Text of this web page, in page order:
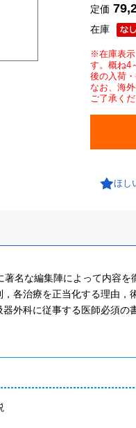
在庫
定価
※在庫表示
す。概ね4
後の入荷・
なお、海
ご了承くだ
ほし
名な編集陣によって内容
各治療を正当化する理由，
外科に従事する医師必須